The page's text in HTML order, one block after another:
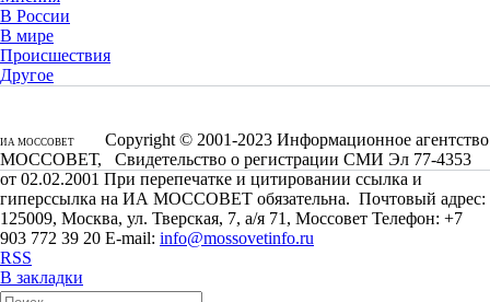
В России
В мире
Происшествия
Другое
ИА МОССОВЕТ
Copyright © 2001-2023 Информационное агентство
МОССОВЕТ, Свидетельство о регистрации СМИ Эл 77-4353
от 02.02.2001 При перепечатке и цитировании ссылка и
гиперссылка на ИА МОССОВЕТ обязательна. Почтовый адрес:
125009, Москва, ул. Тверская, 7, а/я 71, Моссовет Телефон: +7
903 772 39 20 E-mail: info@mossovetinfo.ru
RSS
В закладки